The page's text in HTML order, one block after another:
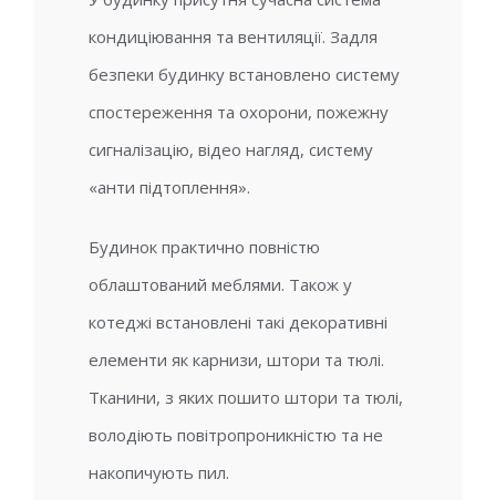
кондиціювання та вентиляції. Задля
безпеки будинку встановлено систему
спостереження та охорони, пожежну
сигналізацію, відео нагляд, систему
«анти підтоплення».
Будинок практично повністю
облаштований меблями. Також у
котеджі встановлені такі декоративні
елементи як карнизи, штори та тюлі.
Тканини, з яких пошито штори та тюлі,
володіють повітропроникністю та не
накопичують пил.